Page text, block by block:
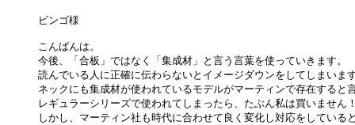
ビンゴ様
こんばんは。
今後、「合板」ではなく「集成材」と言う言葉を使っていきます。
読んでいる人に正確に伝わらないとイメージダウンをしてしまいま
ネックにも集成材が使われているモデルがマーティンで存在すると
レギュラーシリーズで使われてしまったら、たぶん私は買いません
しかし、マーティン社も時代に合わせて良く変化し対応をしている